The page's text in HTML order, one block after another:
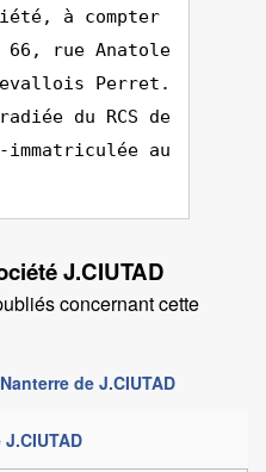
à compter
66, rue Anatole
Perret.
du RCS de
au
J.CIUTAD
concernant cette
de J.CIUTAD